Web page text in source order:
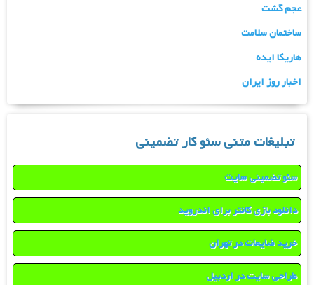
عجم گشت
ساختمان سلامت
هاریکا ایده
اخبار روز ایران
تبلیغات متنی سئو کار تضمینی
سئو تضمینی سایت
دانلود بازی کانتر برای اندروید
خرید ضایعات در تهران
طراحی سایت در اردبیل